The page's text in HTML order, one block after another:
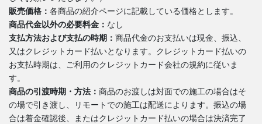
販売価格： 各商品の紹介ページに記載している価格とします。
商品代金以外の必要料金： なし
支払方法および支払の時期： 商品代金のお支払いは現金、振込、
又はクレジットカード払いとなります。クレジットカード払いの
お支払時期は、ご利用のクレジットカード会社の規約に従いま
す。
商品の引渡時期・方法： 商品のお渡しは対面での施工の場合はそ
の場で引き渡し、リモートでの施工は配送によります。振込の場
合は着金確認後、またはクレジットカード払いの場合は決済完了